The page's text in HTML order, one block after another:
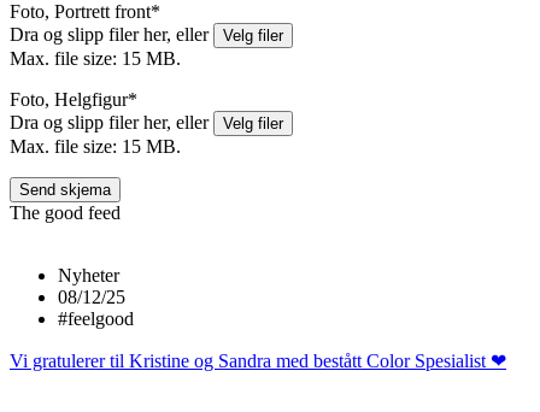
Foto, Portrett front*
Dra og slipp filer her, eller
Velg filer
Max. file size: 15 MB.
Foto, Helgfigur*
Dra og slipp filer her, eller
Velg filer
Max. file size: 15 MB.
The good feed
Nyheter
08/12/25
#feelgood
Vi gratulerer til Kristine og Sandra med bestått Color Spesialist ❤